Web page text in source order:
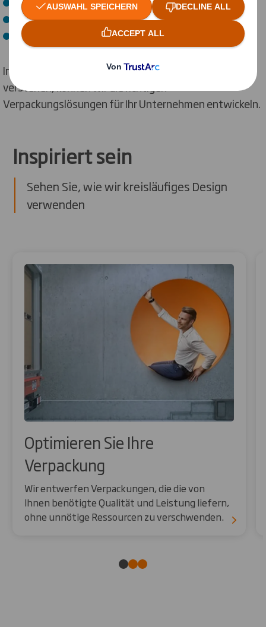
Ihre Umweltleistung zu verbessern.
Ein besseres Kundenerlebnis bieten.
Indem wir Ihr Unternehmen und Ihre Lieferkette
verstehen, können wir die richtigen
Verpackungslösungen für Ihr Unternehmen entwickeln.
Inspiriert sein
Sehen Sie, wie wir kreisläufiges Design
verwenden
Optimieren Sie Ihre
Verpackung
Wir entwerfen Verpackungen, die die von
Ihnen benötigte Qualität und Leistung liefern,
ohne unnötige Ressourcen zu verschwenden.